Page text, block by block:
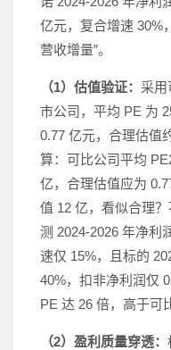
亿元，复合增速 30%
营收增量”。
（1）估值验证： 采用
市公司，平均 PE 为
0.77 亿元，合理估值
算：可比公司平均
亿，合理估值应为
值 12 亿，看似合理
测 2024-2026 年净利
速仅 15%，且标的
40%，扣非净利润仅
PE 达 26 倍，高于可
（2）盈利质量穿透：